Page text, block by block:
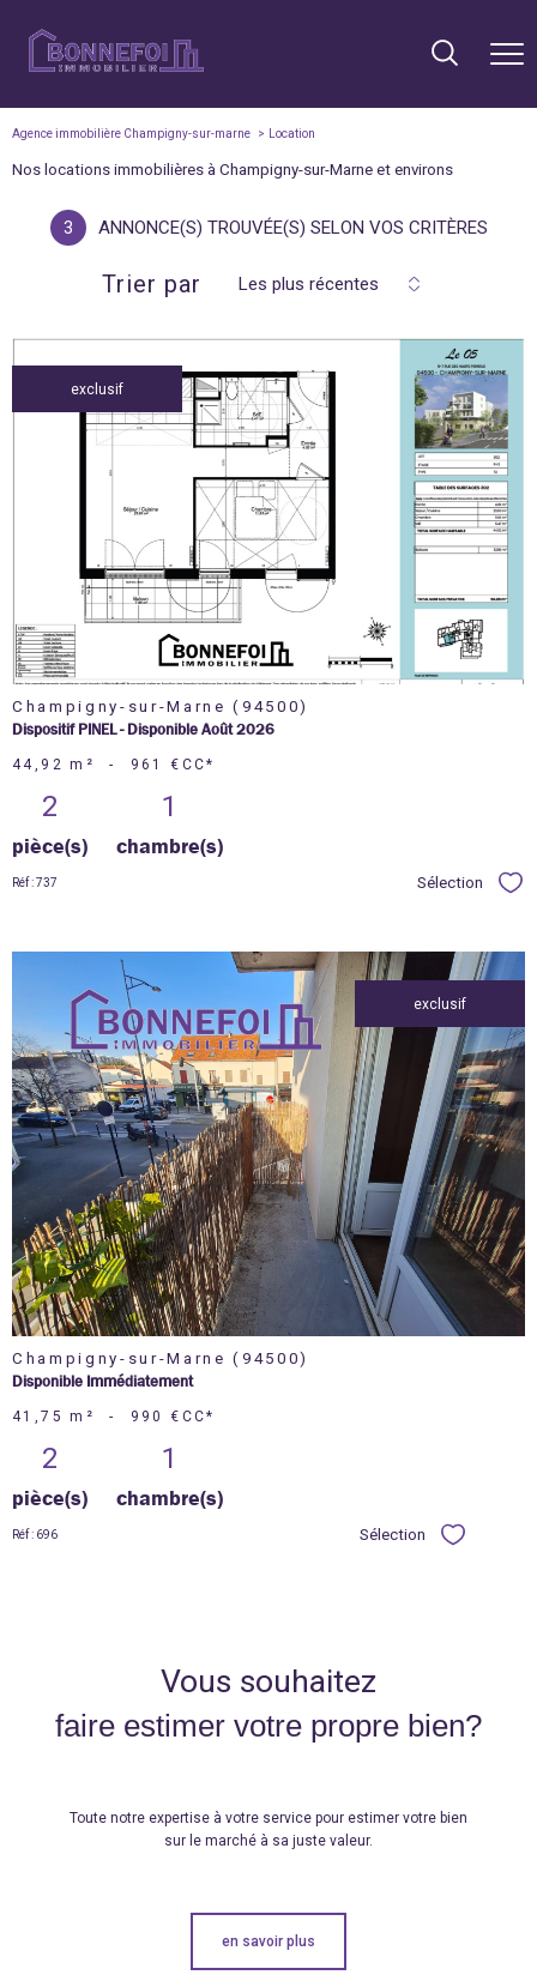
Agence immobilière Champigny-sur-marne Location
Nos locations immobilières à Champigny-sur-Marne et environs
3 ANNONCE(S) TROUVÉE(S) SELON VOS CRITÈRES
Trier par Les plus récentes
exclusif
voir le
bien
Champigny-sur-Marne (94500)
Dispositif PINEL - Disponible Août 2026
44,92 m² - 961 € CC*
2
pièce(s)
1
chambre(s)
Réf : 737 Sélection
exclusif
voir le
bien
Champigny-sur-Marne (94500)
Disponible Immédiatement
41,75 m² - 990 € CC*
2
pièce(s)
1
chambre(s)
Réf : 696 Sélection Sélectionner
Vous souhaitez
faire estimer votre propre bien?
Toute notre expertise à votre service pour estimer votre bien
sur le marché à sa juste valeur.
en savoir plus